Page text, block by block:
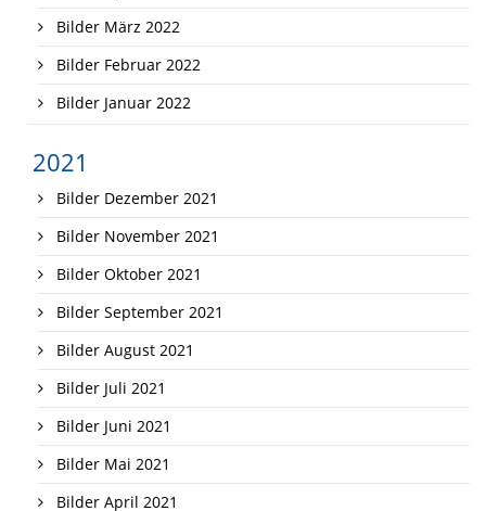
Bilder März 2022
Bilder Februar 2022
Bilder Januar 2022
2021
Bilder Dezember 2021
Bilder November 2021
Bilder Oktober 2021
Bilder September 2021
Bilder August 2021
Bilder Juli 2021
Bilder Juni 2021
Bilder Mai 2021
Bilder April 2021